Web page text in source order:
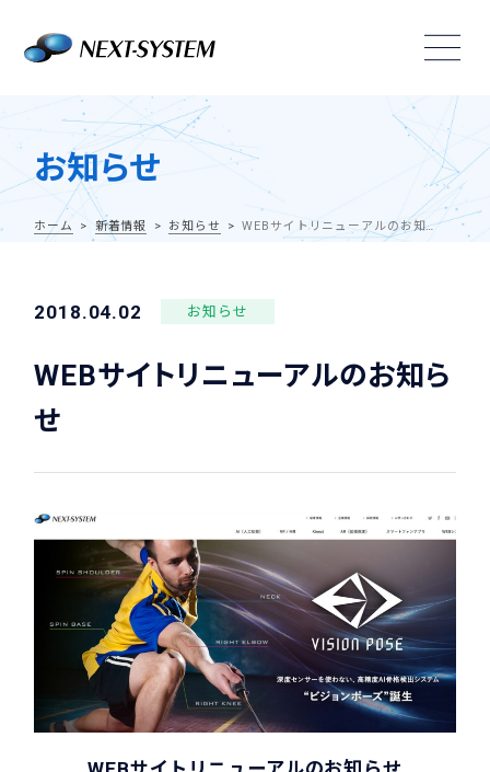
お知らせ
ホーム 新着情報 お知らせ WEBサイトリニューアルのお知らせ
2018.04.02 お知らせ
WEBサイトリニューアルのお知ら
せ